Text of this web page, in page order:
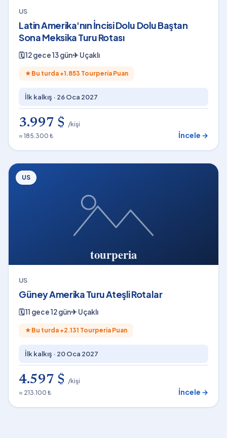
US
Latin Amerika'nın İncisi Dolu Dolu Baştan
Sona Meksika Turu Rotası
🗓12 gece 13 gün✈Uçaklı
★ Bu turda +1.853 Tourperia Puan
İlk kalkış · 26 Oca 2027
3.997 $ /kişi
≈ 185.300 ₺
İncele →
US
US
Güney Amerika Turu Ateşli Rotalar
🗓11 gece 12 gün✈Uçaklı
★ Bu turda +2.131 Tourperia Puan
İlk kalkış · 20 Oca 2027
4.597 $ /kişi
≈ 213.100 ₺
İncele →